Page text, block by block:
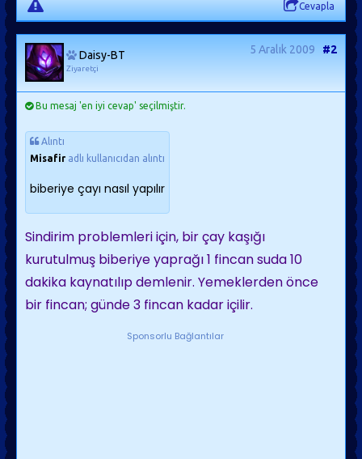
Cevapla
Daisy-BT
Ziyaretçi
5 Aralık 2009 #2
Bu mesaj 'en iyi cevap' seçilmiştir.
Alıntı
Misafir adlı kullanıcıdan alıntı
biberiye çayı nasıl yapılır
Sindirim problemleri için, bir çay kaşığı
kurutulmuş biberiye yaprağı 1 fincan suda 10
dakika kaynatılıp demlenir. Yemeklerden önce
bir fincan; günde 3 fincan kadar içilir.
Sponsorlu Bağlantılar